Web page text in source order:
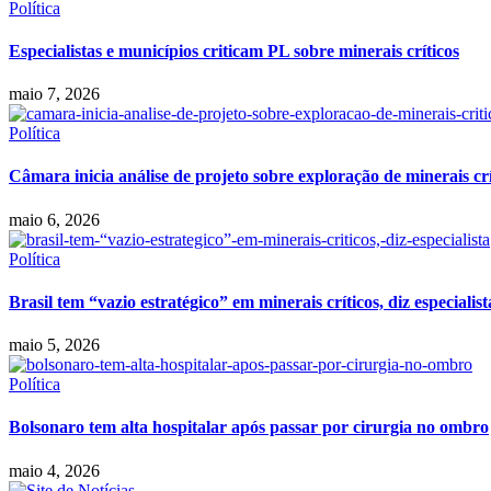
Política
Especialistas e municípios criticam PL sobre minerais críticos
maio 7, 2026
Política
Câmara inicia análise de projeto sobre exploração de minerais
maio 6, 2026
Política
Brasil tem “vazio estratégico” em minerais críticos, diz
maio 5, 2026
Política
Bolsonaro tem alta hospitalar após passar por cirurgia no ombro
maio 4, 2026